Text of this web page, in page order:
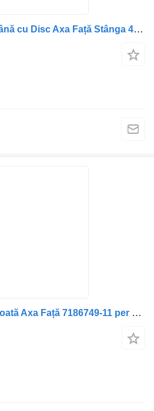
Mozzo Butuc Roată Frână cu Disc Axa Față Stânga 437712 VP.5.3 per camion IVECO 437712 VP.5.3
Mozzo Flanșă Butuc Roată Axa Față 7186749-11 per camion IVECO Vehicule Iveco